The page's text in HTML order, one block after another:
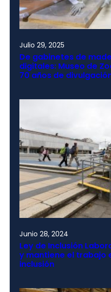
Julio 29, 2025
De gabinetes de
digitales: Museo de
70 años de
Junio 28, 2024
Ley de Inclusión
y mantiene el trabajo
inclusión